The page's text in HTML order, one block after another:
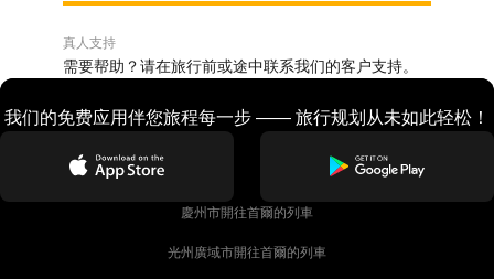
真人支持
需要帮助？请在旅行前或途中联系我们的客户支持。
我们的免费应用伴您旅程每一步 —— 旅行规划从未如此轻松！
慶州市開往首爾的列車
光州廣域市開往首爾的列車